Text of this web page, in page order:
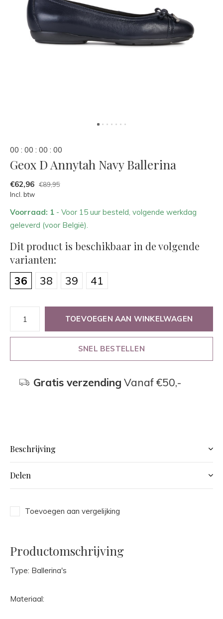
00 : 00 : 00 : 00
Geox D Annytah Navy Ballerina
€62,96 €89,95
Incl. btw
Voorraad: 1 - Voor 15 uur besteld, volgende werkdag
geleverd (voor België).
Dit product is beschikbaar in de volgende
varianten:
36 38 39 41
TOEVOEGEN AAN WINKELWAGEN
SNEL BESTELLEN
Gratis verzending Vanaf €50,-
Beschrijving
Delen
Toevoegen aan vergelijking
Productomschrijving
Type: Ballerina's
Materiaal: